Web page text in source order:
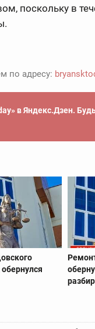
поскольку в
по адресу:
в Яндекс.Дзен.